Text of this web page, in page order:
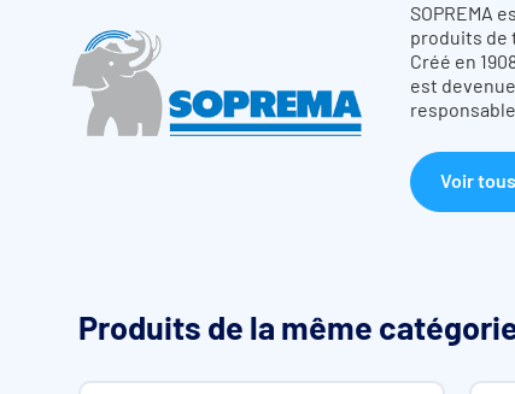
SOPREMA
produits de
Créé en
est
responsable.
Voir
Produits de la même